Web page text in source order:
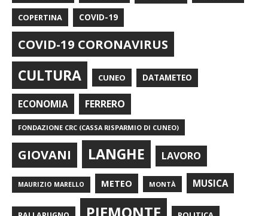
COPERTINA COVID-19
COVID-19 CORONAVIRUS
CULTURA CUNEO DATAMETEO
ECONOMIA FERRERO
FONDAZIONE CRC (CASSA RISPARMIO DI CUNEO)
GIOVANI LANGHE LAVORO
MAURIZIO MARELLO METEO MONTÀ MUSICA
PIEMONTE